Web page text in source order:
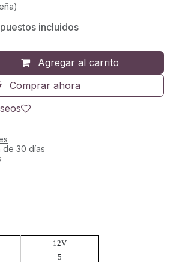
incluidos
Agregar al carrito
Comprar ahora
de 30 días
12V
5